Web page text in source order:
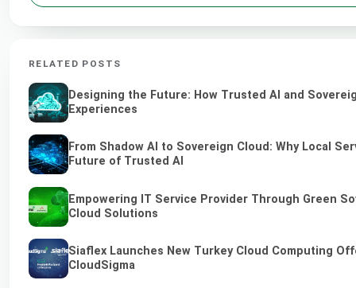
RELATED POSTS
Designing the Future: How Trusted AI and
Experiences
From Shadow AI to Sovereign Cloud: Why Local
Future of Trusted AI
Empowering IT Service Provider Through Green
Cloud Solutions
Siaflex Launches New Turkey Cloud Computing
CloudSigma